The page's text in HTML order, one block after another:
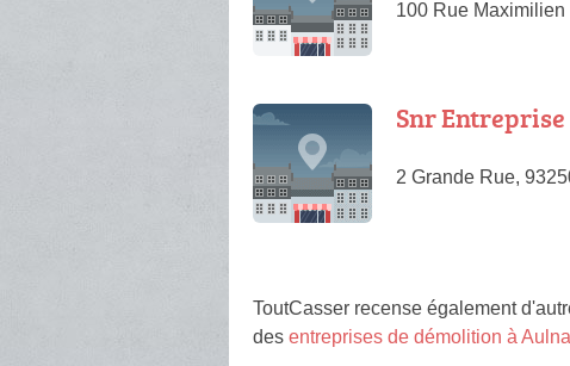
100 Rue
Snr Entreprise
2 Grande Rue,
ToutCasser recense également
des entreprises de démolition à